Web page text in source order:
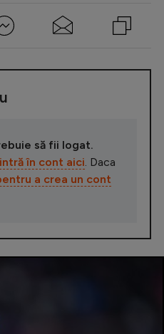
să fii logat.
intră în cont aici . Daca
a crea un cont